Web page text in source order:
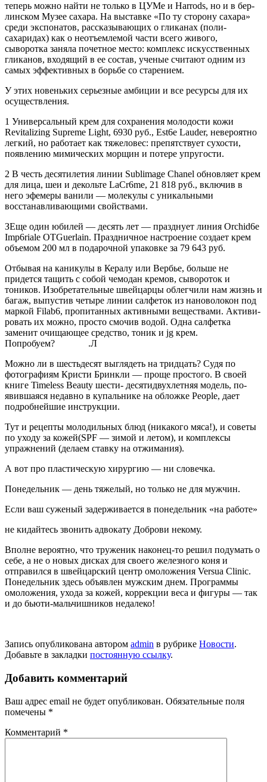
теперь можно найти не только в ЦУМе и Harrods, но и в бер­
линском Музее сахара. На выставке «По ту сторону саха­ра»
среди экспонатов, расска­зывающих о гликанах (поли­
сахаридах) как о неотъемлемой части всего живого,
сыворотка заняла почетное место: ком­плекс искусственных
гликанов, входящий в ее состав, ученые считают одним из
самых эффек­тивных в борьбе со старением.
У этих новеньких серьезные амбиции и все ресурсы для их
осуществления.
1 Универсальный крем для сохра­нения молодости кожи
Revita­lizing Supreme Light, 6930 руб., Est6e Lauder, невероятно
легкий, но работает как тяжеловес: пре­пятствует сухости,
появлению мимических морщин и потере упругости.
2 В честь десятилетия линии Sublimage Chanel обновляет крем
для лица, шеи и декольте LaCr6me, 21 818 руб., включив в
него эфемеры ванили — молеку­лы с уникальными
восстанавлива­ющими свойствами.
ЗЕще один юбилей — десять лет — празднует линия Orchid6e
Imp6riale OTGuerlain. Праздничное настроение создает крем
объемом 200 мл в подарочной упаковке за 79 643 руб.
Отбывая на каникулы в Кералу или Вербье, больше не
придется тащить с собой чемодан кремов, сывороток и
тоников. Изобрета­тельные швейцарцы облегчили нам жизнь и
багаж, выпустив четы­ре линии салфеток из нановолокон под
маркой Filab6, пропитанных активными веществами. Активи­
ровать их можно, просто смочив водой. Одна салфетка
заменит очищающее средство, тоник и jg крем.
Попробуем? .Л
Можно ли в шестьдесят вы­глядеть на тридцать? Судя по
фотографиям Кристи Бринк­ли — проще простого. В своей
книге Timeless Beauty шести- десятидвухлетняя модель, по­
явившаяся недавно в купаль­нике на обложке People, дает
подробнейшие инструкции.
Тут и рецепты молодильных блюд (никакого мяса!), и советы
по уходу за кожей(SPF — зимой и летом), и комплексы
упражнений (делаем ставку на отжимания).
А вот про пластическую хирургию — ни словечка.
Понедельник — день тяжелый, но только не для мужчин.
Если ваш суженый задерживается в по­недельник «на ра­боте»
не кидайтесь звонить адвокату Доброви некому.
Вполне вероятно, что труженик наконец-то решил подумать о
себе, а не о новых дисках для своего железного коня и
отправился в швейцарский центр омоложе­ния Versua Clinic.
Понедельник здесь объявлен мужским днем. Программы
омоложения, ухода за кожей, коррекции веса и фигуры — так
и до бьюти-мальчишников недалеко!
Запись опубликована автором admin в рубрике Новости.
Добавьте в закладки постоянную ссылку.
Добавить комментарий
Ваш адрес email не будет опубликован. Обязательные поля
помечены *
Комментарий *